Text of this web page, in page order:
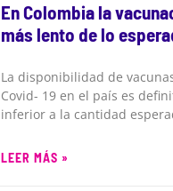
En Colombia la
más lento de lo
La disponibilidad de
Covid- 19 en el país es
inferior a la cantidad
LEER MÁS »